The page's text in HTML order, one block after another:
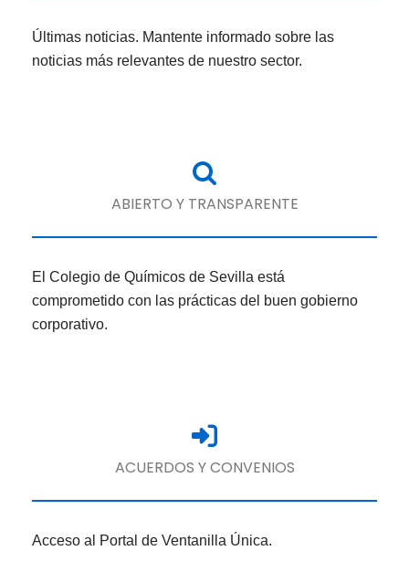
Últimas noticias. Mantente informado sobre las
noticias más relevantes de nuestro sector.
ABIERTO Y TRANSPARENTE
El Colegio de Químicos de Sevilla está
comprometido con las prácticas del buen gobierno
corporativo.
ACUERDOS Y CONVENIOS
Acceso al Portal de Ventanilla Única.